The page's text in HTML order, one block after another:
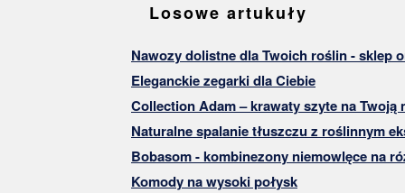
Losowe artukuły
Nawozy dolistne dla Twoich roślin - sklep
Eleganckie zegarki dla Ciebie
Collection Adam – krawaty szyte na Twoją
Naturalne spalanie tłuszczu z roślinnym
Bobasom - kombinezony niemowlęce na
Komody na wysoki połysk